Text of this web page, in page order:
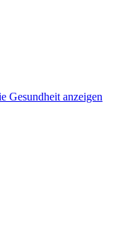
Gesundheit anzeigen